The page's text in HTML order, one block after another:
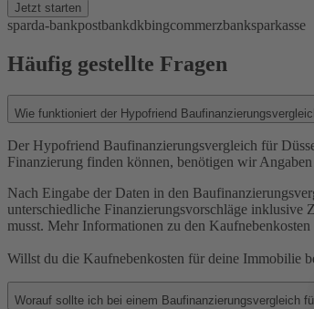
Jetzt starten
sparda-bankpostbankdkbingcommerzbanksparkasse
Häufig gestellte Fragen
Wie funktioniert der Hypofriend
Der Hypofriend Baufinanzierungsvergleich für
Finanzierung finden können, benötigen wir
Nach Eingabe der Daten in den
unterschiedliche Finanzierungsvorschläge
musst. Mehr Informationen zu den
Willst du die Kaufnebenkosten für deine Immobilie